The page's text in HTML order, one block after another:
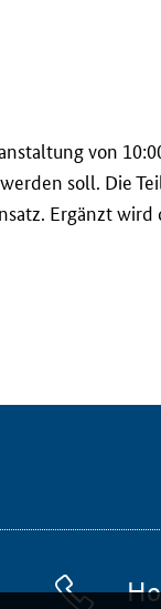
von
soll. Die
Ergänzt wird